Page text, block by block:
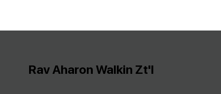
Rav Aharon Walkin Zt'l